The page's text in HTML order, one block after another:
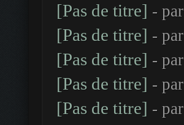
[Pas de titre] - par
[Pas de titre] - par
[Pas de titre] - par
[Pas de titre] - par
[Pas de titre] - par